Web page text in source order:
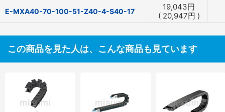
E-MXA40-70-100-51-Z40-4-S40-17 19,043円
( 20,947円 )
この商品を見た人は、こんな商品も見ています